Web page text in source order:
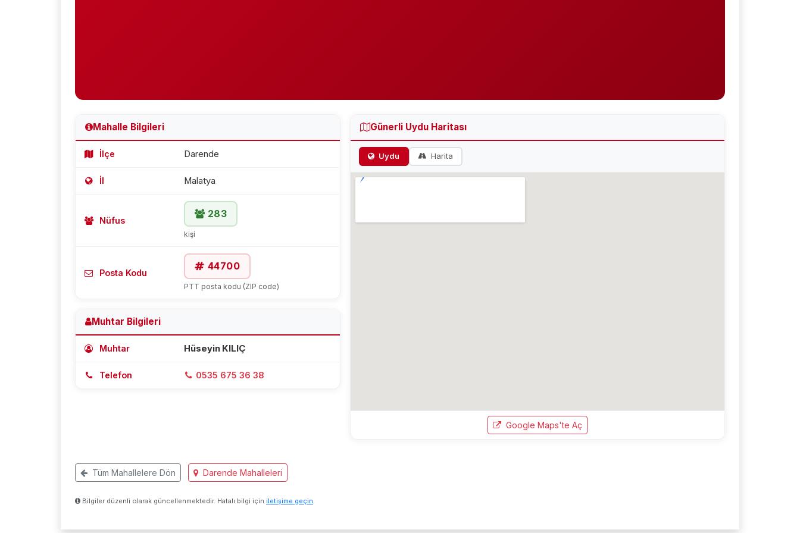
Mahalle Bilgileri
İlçe Darende
İl Malatya
Nüfus
283
kişi
Posta Kodu
44700
PTT posta kodu (ZIP code)
Muhtar Bilgileri
Muhtar Hüseyin KILIÇ
Telefon 0535 675 36 38
Günerli Uydu Haritası
Uydu Harita
Google Maps'te Aç
Tüm Mahallelere Dön Darende Mahalleleri
Bilgiler düzenli olarak güncellenmektedir. Hatalı bilgi için iletişime geçin